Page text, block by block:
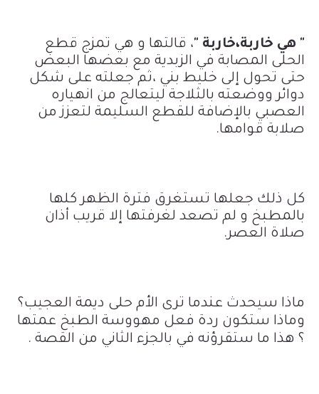
" هي خاربة،خاربة "، قالتها و هي تمزج قطع
الحلى المصابة في الزبدية مع بعضها البعض
حتى تحول إلى خليط بني ،ثم جعلته على شكل
دوائر ووضعته بالثلاجة ليتعالج من انهياره
العصبي بالإضافة للقطع السليمة لتعزز من
صلابة قوامها.
كل ذلك جعلها تستغرق فترة الظهر كلها
بالمطبخ و لم تصعد لغرفتها إلا قريب أذان
صلاة العصر.
ماذا سيحدث عندما ترى الأم حلى ديمة العجيب؟
وماذا ستكون ردة فعل مهووسة الطبخ عمتها
؟ هذا ما ستقرؤنه في بالجزء الثاني من القصة .